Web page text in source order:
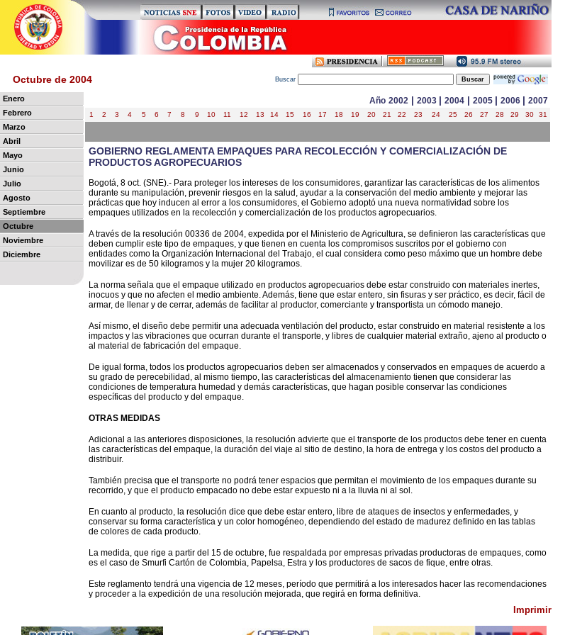
Octubre de 2004 Buscar
Enero
Febrero
Marzo
Abril
Mayo
Junio
Julio
Agosto
Septiembre
Octubre
Noviembre
Diciembre
Año 2002 | 2003 | 2004 | 2005 | 2006 | 2007
1 2 3 4 5 6 7 8 9 10 11 12 13 14 15 16 17 18 19 20 21 22 23 24 25 26 27 28 29 30 31
GOBIERNO REGLAMENTA EMPAQUES PARA RECOLECCIÓN Y COMERCIALIZACIÓN DE
PRODUCTOS AGROPECUARIOS
Bogotá, 8 oct. (SNE).- Para proteger los intereses de los consumidores, garantizar las características de los alimentos
durante su manipulación, prevenir riesgos en la salud, ayudar a la conservación del medio ambiente y mejorar las
prácticas que hoy inducen al error a los consumidores, el Gobierno adoptó una nueva normatividad sobre los
empaques utilizados en la recolección y comercialización de los productos agropecuarios.
A través de la resolución 00336 de 2004, expedida por el Ministerio de Agricultura, se definieron las características que
deben cumplir este tipo de empaques, y que tienen en cuenta los compromisos suscritos por el gobierno con
entidades como la Organización Internacional del Trabajo, el cual considera como peso máximo que un hombre debe
movilizar es de 50 kilogramos y la mujer 20 kilogramos.
La norma señala que el empaque utilizado en productos agropecuarios debe estar construido con materiales inertes,
inocuos y que no afecten el medio ambiente. Además, tiene que estar entero, sin fisuras y ser práctico, es decir, fácil de
armar, de llenar y de cerrar, además de facilitar al productor, comerciante y transportista un cómodo manejo.
Así mismo, el diseño debe permitir una adecuada ventilación del producto, estar construido en material resistente a los
impactos y las vibraciones que ocurran durante el transporte, y libres de cualquier material extraño, ajeno al producto o
al material de fabricación del empaque.
De igual forma, todos los productos agropecuarios deben ser almacenados y conservados en empaques de acuerdo a
su grado de perecebilidad, al mismo tiempo, las características del almacenamiento tienen que considerar las
condiciones de temperatura humedad y demás características, que hagan posible conservar las condiciones
específicas del producto y del empaque.
OTRAS MEDIDAS
Adicional a las anteriores disposiciones, la resolución advierte que el transporte de los productos debe tener en cuenta
las características del empaque, la duración del viaje al sitio de destino, la hora de entrega y los costos del producto a
distribuir.
También precisa que el transporte no podrá tener espacios que permitan el movimiento de los empaques durante su
recorrido, y que el producto empacado no debe estar expuesto ni a la lluvia ni al sol.
En cuanto al producto, la resolución dice que debe estar entero, libre de ataques de insectos y enfermedades, y
conservar su forma característica y un color homogéneo, dependiendo del estado de madurez definido en las tablas
de colores de cada producto.
La medida, que rige a partir del 15 de octubre, fue respaldada por empresas privadas productoras de empaques, como
es el caso de Smurfi Cartón de Colombia, Papelsa, Estra y los productores de sacos de fique, entre otras.
Este reglamento tendrá una vigencia de 12 meses, período que permitirá a los interesados hacer las recomendaciones
y proceder a la expedición de una resolución mejorada, que regirá en forma definitiva.
Imprimir